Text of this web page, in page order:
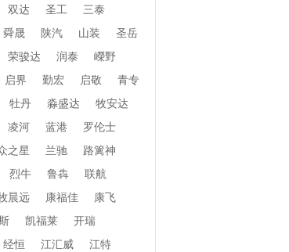
双达 圣工
三泰
舜晟 陕汽 山装
圣岳
荣骏达 润泰
嶸野
启界 勤宏 启敬
青专
牡丹 淼盛达
牧安达
凌河 蓝港
罗伦士
之星 兰驰
路篱神
烈牛 鲁犇
联航
晨远 康福佳
康飞
凯福莱
开瑞
经恒 江汇威
江特